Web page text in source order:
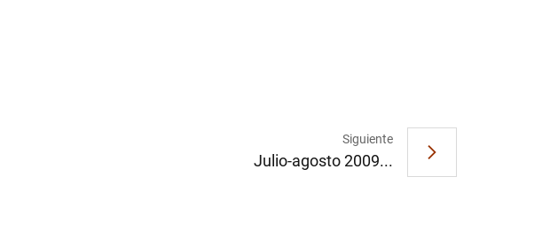
Siguiente
Julio-agosto 2009...